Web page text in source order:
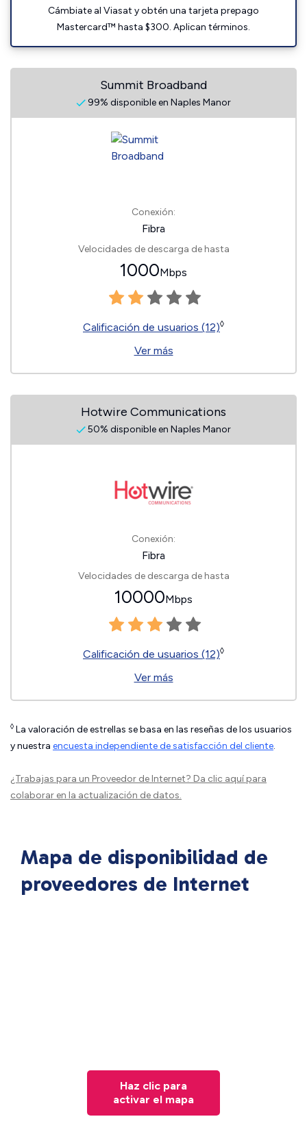
Cámbiate al Viasat y obtén una tarjeta prepago
Mastercard™ hasta $300. Aplican términos.
Summit Broadband
99% disponible en Naples Manor
Conexión:
Fibra
Velocidades de descarga de hasta
1000Mbps
Calificación de usuarios (12)◊
Ver más
Hotwire Communications
50% disponible en Naples Manor
Conexión:
Fibra
Velocidades de descarga de hasta
10000Mbps
Calificación de usuarios (12)◊
Ver más
◊ La valoración de estrellas se basa en las reseñas de los usuarios
y nuestra encuesta independiente de satisfacción del cliente.
¿Trabajas para un Proveedor de Internet? Da clic aquípara
colaborar en la actualización de datos.
Mapa de disponibilidad de
proveedores de Internet
Haz clic para
activar el mapa